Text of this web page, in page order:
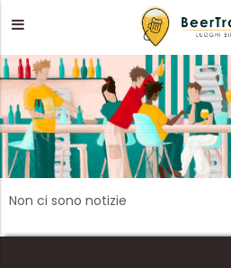
Non ci sono notizie